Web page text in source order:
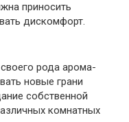
приносить
дискомфорт.
рода арома-
новые грани
собственной
комнатных